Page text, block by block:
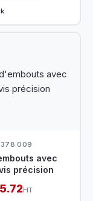
avec
précision
HT